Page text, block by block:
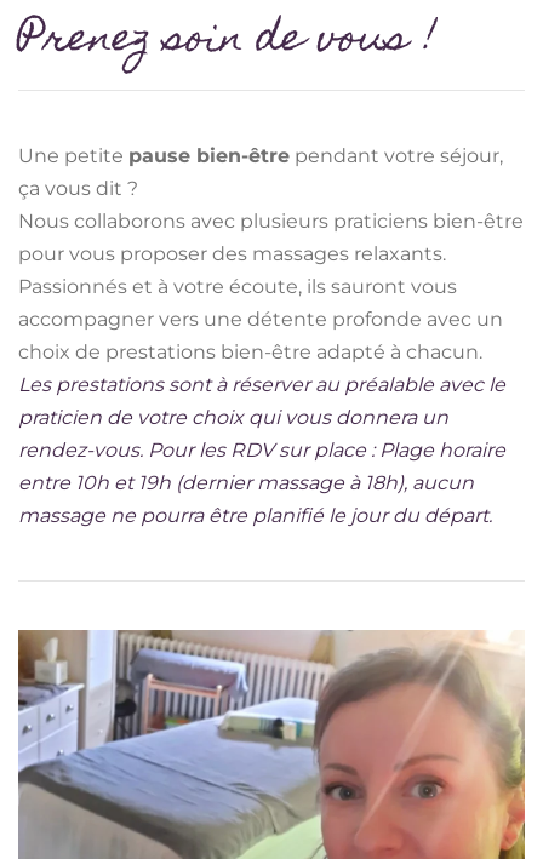
Prenez soin de vous !
Une petite pause bien-être pendant votre séjour,
ça vous dit ?
Nous collaborons avec plusieurs praticiens bien-être
pour vous proposer des massages relaxants.
Passionnés et à votre écoute, ils sauront vous
accompagner vers une détente profonde avec un
choix de prestations bien-être adapté à chacun.
Les prestations sont à réserver au préalable avec le
praticien de votre choix qui vous donnera un
rendez-vous. Pour les RDV sur place : Plage horaire
entre 10h et 19h (dernier massage à 18h), aucun
massage ne pourra être planifié le jour du départ.